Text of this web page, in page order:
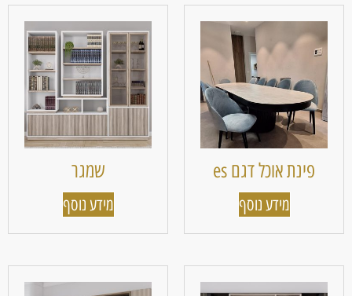
פינת אוכל דגם es
מידע נוסף
שמגר
מידע נוסף